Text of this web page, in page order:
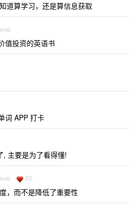
道算学习，还是算信息获取
值投资的英语书
词 APP 打卡
, 主要是为了看得懂!
20
，而不是降低了重要性